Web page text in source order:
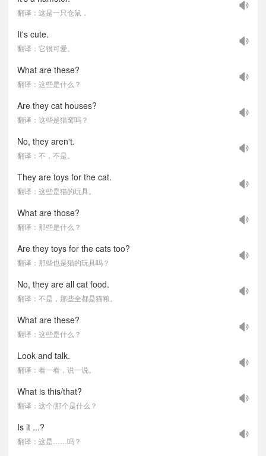
翻译：这是一只仓鼠，
It's cute.
翻译：它很可爱。
What are these?
翻译：这些是什么？
Are they cat houses?
翻译：这些是猫窝吗？
No, they aren't.
翻译：不，不是。
They are toys for the cat.
翻译：这些是猫的玩具。
What are those?
翻译：那些是什么？
Are they toys for the cats too?
翻译：那些也是猫的玩具吗？
No, they are all cat food.
翻译：不是，那些全都是猫粮。
What are these?
翻译：这些是什么？
Look and talk.
翻译：看一看，说一说。
What is this/that?
翻译：这个/那个是什么？
Is it ...?
翻译：这是……吗？